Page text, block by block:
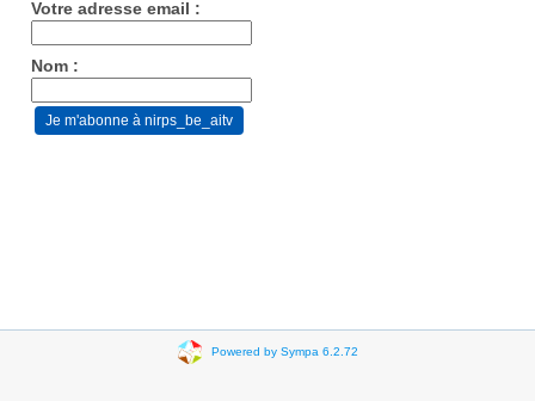
Votre adresse email :
Nom :
Powered by Sympa 6.2.72